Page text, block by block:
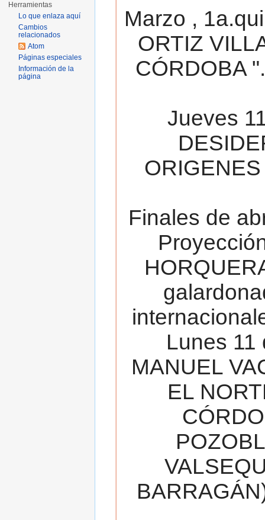
Marzo ,
ORTIZ
CÓRDOBA
Jueves
Finales de
Lunes 11
MANUEL
EL
Herramientas
Lo que enlaza aquí
Cambios
relacionados
Atom
Páginas especiales
Información de la
página